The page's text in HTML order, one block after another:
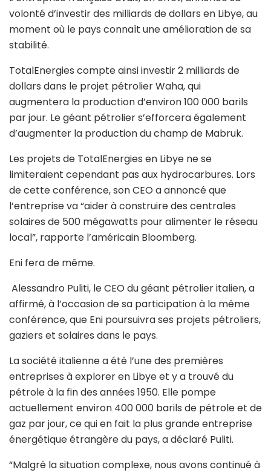
volonté d’investir des milliards de dollars en Libye, au
moment où le pays connaît une amélioration de sa
stabilité.
TotalEnergies compte ainsi investir 2 milliards de
dollars dans le projet pétrolier Waha, qui
augmentera la production d’environ 100 000 barils
par jour. Le géant pétrolier s’efforcera également
d’augmenter la production du champ de Mabruk.
Les projets de TotalEnergies en Libye ne se
limiteraient cependant pas aux hydrocarbures. Lors
de cette conférence, son CEO a annoncé que
l’entreprise va “aider à construire des centrales
solaires de 500 mégawatts pour alimenter le réseau
local”, rapporte l’américain Bloomberg.
Eni fera de même.
Alessandro Puliti, le CEO du géant pétrolier italien, a
affirmé, à l’occasion de sa participation à la même
conférence, que Eni poursuivra ses projets pétroliers,
gaziers et solaires dans le pays.
La société italienne a été l’une des premières
entreprises à explorer en Libye et y a trouvé du
pétrole à la fin des années 1950. Elle pompe
actuellement environ 400 000 barils de pétrole et de
gaz par jour, ce qui en fait la plus grande entreprise
énergétique étrangère du pays, a déclaré Puliti.
“Malgré la situation complexe, nous avons continué à